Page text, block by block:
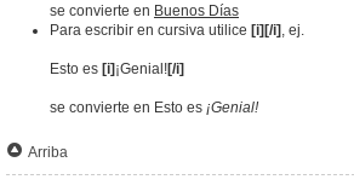
se convierte en Buenos Días
Para escribir en cursiva utilice [i][/i] , ej.
Esto es [i]¡Genial![/i]
se convierte en Esto es ¡Genial!
Arriba